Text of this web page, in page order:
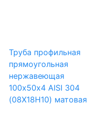
Труба профильная
прямоугольная
нержавеющая
100х50х4 AISI 304
(08Х18Н10) матовая